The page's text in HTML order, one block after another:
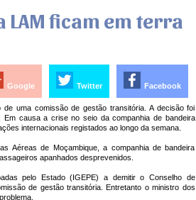
LAM ficam em terra
Facebook
Twitter
Google
uma comissão de gestão transitória. A decisão foi
Em causa a crise no seio da companhia de bandeira
internacionais registados ao longo da semana.
Aéreas de Moçambique, a companhia de bandeira
apanhados desprevenidos.
pelo Estado (IGEPE) a demitir o Conselho de
de gestão transitória. Entretanto o ministro dos